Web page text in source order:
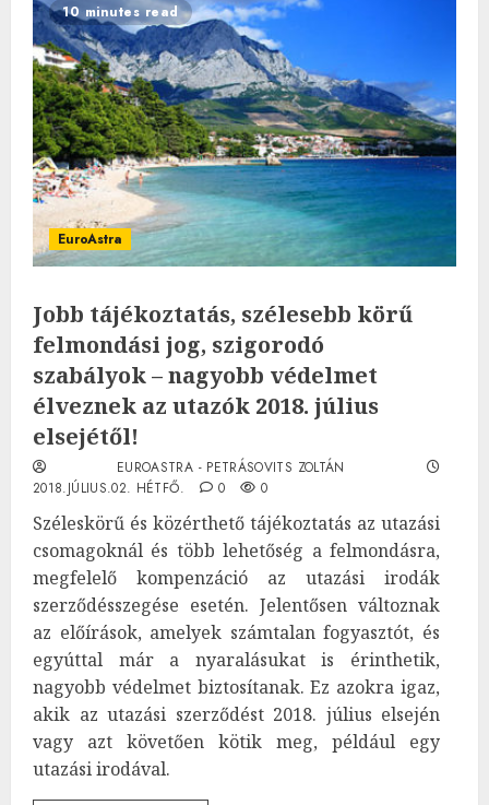
10 minutes read
EuroAstra
Jobb tájékoztatás, szélesebb körű
felmondási jog, szigorodó
szabályok – nagyobb védelmet
élveznek az utazók 2018. július
elsejétől!
EUROASTRA - PETRÁSOVITS ZOLTÁN
2018.JÚLIUS.02. HÉTFŐ.
0 0
Széleskörű és közérthető tájékoztatás az utazási
csomagoknál és több lehetőség a felmondásra,
megfelelő kompenzáció az utazási irodák
szerződésszegése esetén. Jelentősen változnak
az előírások, amelyek számtalan fogyasztót, és
egyúttal már a nyaralásukat is érinthetik,
nagyobb védelmet biztosítanak. Ez azokra igaz,
akik az utazási szerződést 2018. július elsején
vagy azt követően kötik meg, például egy
utazási irodával.